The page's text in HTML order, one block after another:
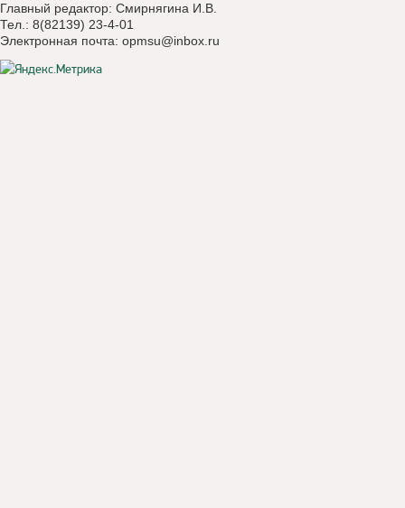
Главный редактор: Смирнягина И.В.
Тел.: 8(82139) 23-4-01
Электронная почта: opmsu@inbox.ru